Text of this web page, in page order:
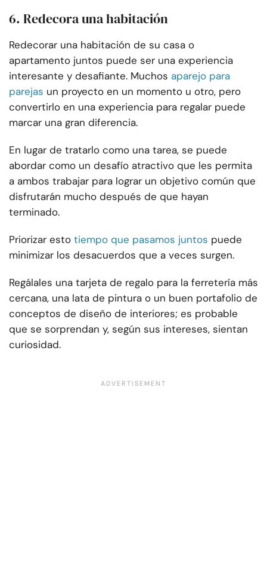
6. Redecora una habitación
Redecorar una habitación de su casa o
apartamento juntos puede ser una experiencia
interesante y desafiante. Muchos aparejo para
parejas un proyecto en un momento u otro, pero
convertirlo en una experiencia para regalar puede
marcar una gran diferencia.
En lugar de tratarlo como una tarea, se puede
abordar como un desafío atractivo que les permita
a ambos trabajar para lograr un objetivo común que
disfrutarán mucho después de que hayan
terminado.
Priorizar esto tiempo que pasamos juntos puede
minimizar los desacuerdos que a veces surgen.
Regálales una tarjeta de regalo para la ferretería más
cercana, una lata de pintura o un buen portafolio de
conceptos de diseño de interiores; es probable
que se sorprendan y, según sus intereses, sientan
curiosidad.